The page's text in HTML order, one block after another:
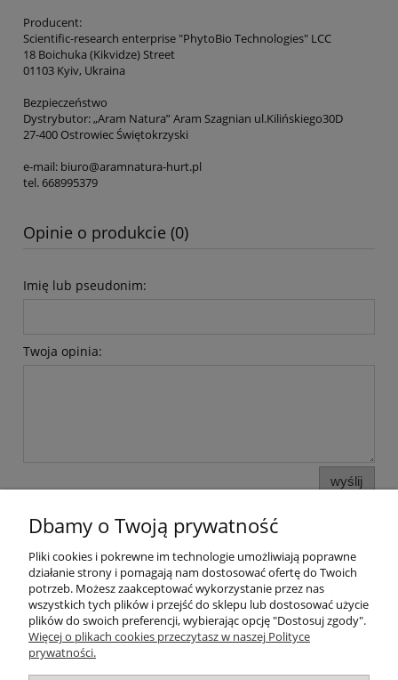
Producent:
Scientific-research enterprise "PhytoBio Technologies" LCC
18 Boichuka (Kikvidze) Street
01103 Kyiv, Ukraina
Bezpieczeństwo
Dystrybutor: „Aram Natura” Aram Szagnian ul.Kilińskiego30D
27-400 Ostrowiec Świętokrzyski
e-mail: biuro@aramnatura-hurt.pl
tel. 668995379
Opinie o produkcie (0)
Imię lub pseudonim:
Twoja opinia:
wyślij
Pomoc
Moje konto
Dbamy o Twoją prywatność
Pliki cookies i pokrewne im technologie umożliwiają poprawne
działanie strony i pomagają nam dostosować ofertę do Twoich
potrzeb. Możesz zaakceptować wykorzystanie przez nas
wszystkich tych plików i przejść do sklepu lub dostosować użycie
plików do swoich preferencji, wybierając opcję "Dostosuj zgody".
Więcej o plikach cookies przeczytasz w naszej Polityce
prywatności.